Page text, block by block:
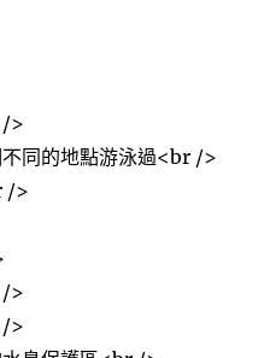
/>
同的地點游泳過<br />
/>
/>
/>